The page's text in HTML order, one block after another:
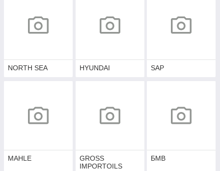
NORTH SEA HYUNDAI SAP
MAHLE
GROSS
IMPORTOILS
БМВ